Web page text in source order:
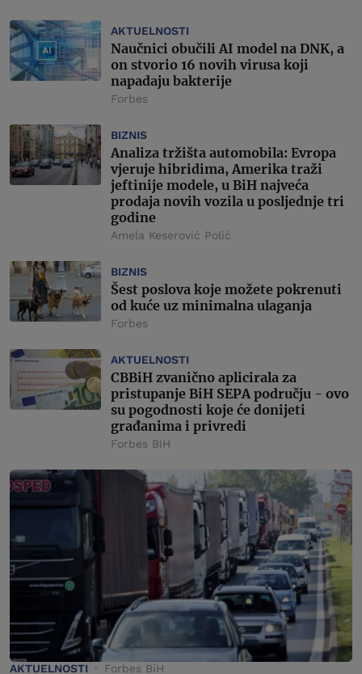
AKTUELNOSTI
Naučnici obučili AI model na DNK, a
on stvorio 16 novih virusa koji
napadaju bakterije
Forbes
BIZNIS
Analiza tržišta automobila: Evropa
vjeruje hibridima, Amerika traži
jeftinije modele, u BiH najveća
prodaja novih vozila u posljednje tri
godine
Amela Keserović Polić
BIZNIS
Šest poslova koje možete pokrenuti
od kuće uz minimalna ulaganja
Forbes
AKTUELNOSTI
CBBiH zvanično aplicirala za
pristupanje BiH SEPA području - ovo
su pogodnosti koje će donijeti
građanima i privredi
Forbes BiH
AKTUELNOSTI Forbes BiH